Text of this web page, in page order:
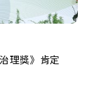
理獎》肯定